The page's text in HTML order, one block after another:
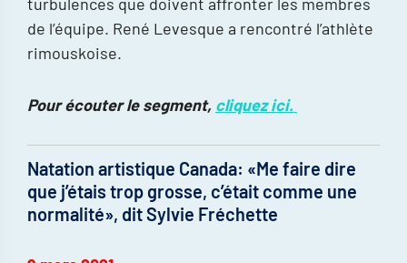
de l’équipe. René Levesque a rencontré l’athlète
rimouskoise.
Pour écouter le segment, cliquez ici.
Natation artistique Canada: «Me faire dire
que j’étais trop grosse, c’était comme une
normalité», dit Sylvie Fréchette